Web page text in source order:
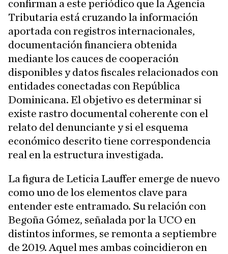
confirman a este periódico que la Agencia
Tributaria está cruzando la información
aportada con registros internacionales,
documentación financiera obtenida
mediante los cauces de cooperación
disponibles y datos fiscales relacionados con
entidades conectadas con República
Dominicana. El objetivo es determinar si
existe rastro documental coherente con el
relato del denunciante y si el esquema
económico descrito tiene correspondencia
real en la estructura investigada.
La figura de Leticia Lauffer emerge de nuevo
como uno de los elementos clave para
entender este entramado. Su relación con
Begoña Gómez, señalada por la UCO en
distintos informes, se remonta a septiembre
de 2019. Aquel mes ambas coincidieron en